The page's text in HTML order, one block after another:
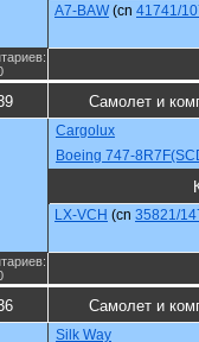
A7-BAW (cn 41741/
Самолет и
Cargolux
Boeing 747-
LX-VCH (cn 35821/
Самолет и
Silk Way